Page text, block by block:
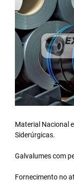
Material Nacional
Siderúrgicas.
Galvalumes com
Fornecimento no